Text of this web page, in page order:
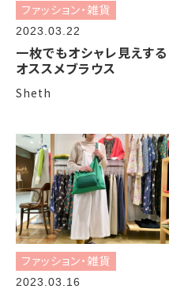
ファッション・雑貨
2023.03.22
一枚でもオシャレ見えする
オススメブラウス
Sheth
ファッション・雑貨
2023.03.16